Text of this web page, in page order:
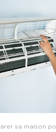
sa maison